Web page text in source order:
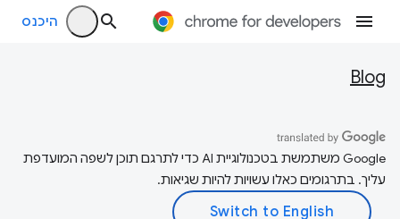
היכנס
Blog
‫Google משתמשת בטכנולוגיית AI כדי לתרגם תוכן לשפה המועדפת
עליך. בתרגומים כאלו עשויות להיות שגיאות.